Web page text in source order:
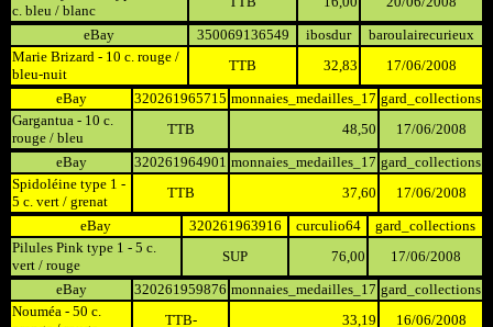
c. bleu / blanc
eBay
350069136549 ibosdur
baroulairecurieux
Marie Brizard - 10 c. rouge /
bleu-nuit
TTB 32,83
17/06/2008
eBay
320261965715 monnaies_medailles_17 gard_collections
Gargantua - 10 c.
rouge / bleu
TTB 48,50
17/06/2008
eBay
320261964901 monnaies_medailles_17 gard_collections
Spidoléine type 1 -
5 c. vert / grenat
TTB 37,60
17/06/2008
eBay
320261963916 curculio64
gard_collections
Pilules Pink type 1 - 5 c.
vert / rouge
SUP 76,00
17/06/2008
eBay
320261959876 monnaies_medailles_17 gard_collections
Nouméa - 50 c.
TTB- 33,19
16/06/2008